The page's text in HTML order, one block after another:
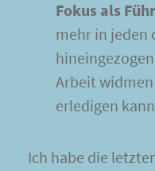
Fokus als
mehr in jeden
Arbeit
erledigen
Ich habe die